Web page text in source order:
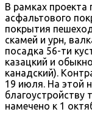
В рамках проекта
асфальтового
покрытия
скамей и урн,
посадка 56-ти
казацкий и
канадский).
19 июля. На этой
благоустройству
намечено к 1